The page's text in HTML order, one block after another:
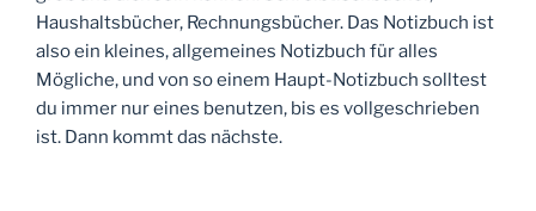
Haushaltsbücher, Rechnungsbücher. Das Notizbuch ist
also ein kleines, allgemeines Notizbuch für alles
Mögliche, und von so einem Haupt-Notizbuch solltest
du immer nur eines benutzen, bis es vollgeschrieben
ist. Dann kommt das nächste.